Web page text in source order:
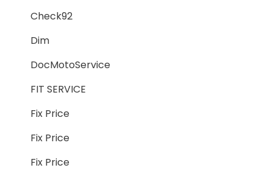
Check92
Dim
DocMotoService
FIT SERVICE
Fix Price
Fix Price
Fix Price